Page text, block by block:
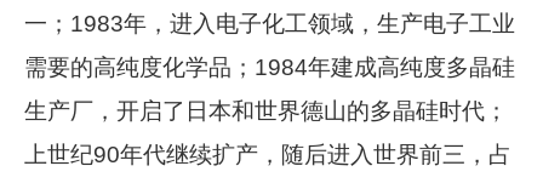
一； 1983年，进入电子化工领域，生产电子工业
需要的高纯度化学品； 1984年建成高纯度多晶硅
生产厂，开启了日本和世界德山的多晶硅时代；
上世纪90年代继续扩产，随后进入世界前三，占